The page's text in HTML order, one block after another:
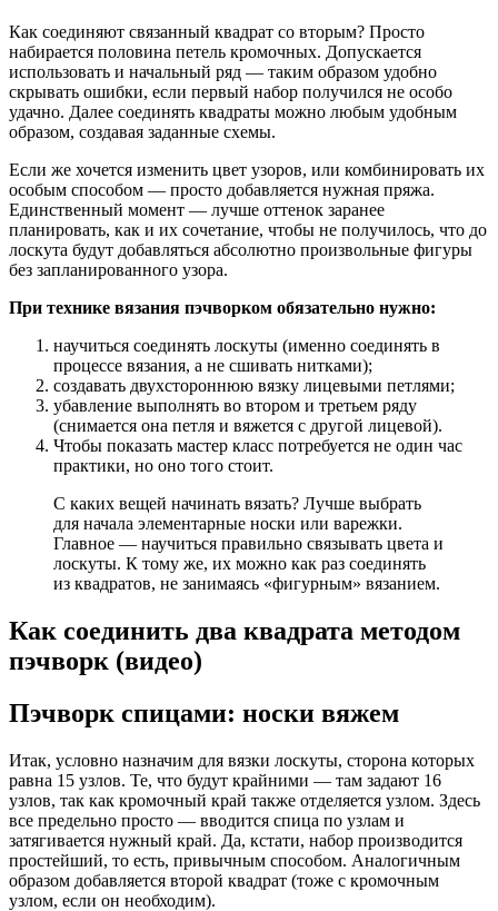
Как соединяют связанный квадрат со вторым? Просто
набирается половина петель кромочных. Допускается
использовать и начальный ряд — таким образом удобно
скрывать ошибки, если первый набор получился не особо
удачно. Далее соединять квадраты можно любым удобным
образом, создавая заданные схемы.
Если же хочется изменить цвет узоров, или комбинировать их
особым способом — просто добавляется нужная пряжа.
Единственный момент — лучше оттенок заранее
планировать, как и их сочетание, чтобы не получилось, что до
лоскута будут добавляться абсолютно произвольные фигуры
без запланированного узора.
При технике вязания пэчворком обязательно нужно:
научиться соединять лоскуты (именно соединять в
процессе вязания, а не сшивать нитками);
создавать двухстороннюю вязку лицевыми петлями;
убавление выполнять во втором и третьем ряду
(снимается она петля и вяжется с другой лицевой).
Чтобы показать мастер класс потребуется не один час
практики, но оно того стоит.
С каких вещей начинать вязать? Лучше выбрать
для начала элементарные носки или варежки.
Главное — научиться правильно связывать цвета и
лоскуты. К тому же, их можно как раз соединять
из квадратов, не занимаясь «фигурным» вязанием.
Как соединить два квадрата методом
пэчворк (видео)
Пэчворк спицами: носки вяжем
Итак, условно назначим для вязки лоскуты, сторона которых
равна 15 узлов. Те, что будут крайними — там задают 16
узлов, так как кромочный край также отделяется узлом. Здесь
все предельно просто — вводится спица по узлам и
затягивается нужный край. Да, кстати, набор производится
простейший, то есть, привычным способом. Аналогичным
образом добавляется второй квадрат (тоже с кромочным
узлом, если он необходим).